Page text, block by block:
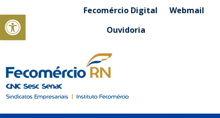
Abrir a barra de ferramentasFecomércio Digital
Webmail
Ouvidoria